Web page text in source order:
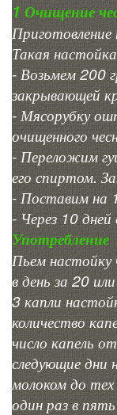
1 Очищение
Приготовление
Такая
- Возьмем 200
закрывающей
- Мясорубку
очищенного
- Переложим
его спиртом.
- Поставим на
- Через 10
Употребление
Пьем настойку
в день за 20
3 капли
количество
число капель
следующие дни
молоком до
один раз в